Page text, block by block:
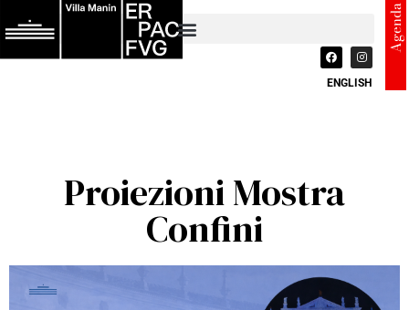
ENGLISH
Agenda
Proiezioni Mostra
Confini